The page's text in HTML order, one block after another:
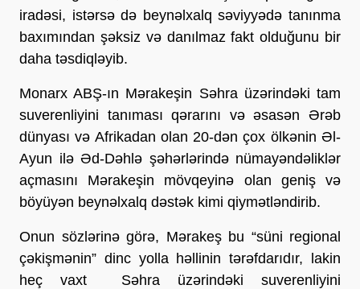
iradəsi, istərsə də beynəlxalq səviyyədə tanınma
baxımından şəksiz və danılmaz fakt olduğunu bir
daha təsdiqləyib.
Monarx ABŞ-ın Mərakeşin Səhra üzərindəki tam
suverenliyini tanıması qərarını və əsasən Ərəb
dünyası və Afrikadan olan 20-dən çox ölkənin Əl-
Ayun ilə Əd-Dəhlə şəhərlərində nümayəndəliklər
açmasını Mərakeşin mövqeyinə olan geniş və
böyüyən beynəlxalq dəstək kimi qiymətləndirib.
Onun sözlərinə görə, Mərakeş bu “süni regional
çəkişmənin” dinc yolla həllinin tərəfdarıdır, lakin
heç vaxt Səhra üzərindəki suverenliyini